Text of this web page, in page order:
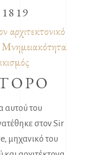
αρχιτεκτονικό
Μνημειακότητα
αυτού του
στον Sir
μηχανικό του